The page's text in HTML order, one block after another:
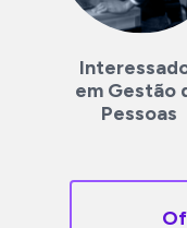
em Gestão
Pessoas